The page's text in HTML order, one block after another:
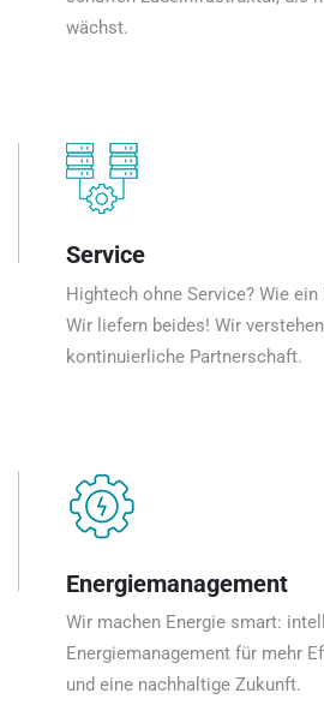
wächst.
Service
Hightech ohne Service? Wie
Wir liefern beides! Wir
kontinuierliche Partnerschaft.
Energiemanagement
Wir machen Energie smart:
Energiemanagement für mehr
und eine nachhaltige Zukunft.